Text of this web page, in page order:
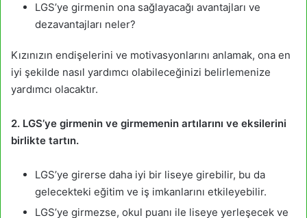
LGS’ye girmenin ona sağlayacağı avantajları ve
dezavantajları neler?
Kızınızın endişelerini ve motivasyonlarını anlamak, ona en
iyi şekilde nasıl yardımcı olabileceğinizi belirlemenize
yardımcı olacaktır.
2. LGS’ye girmenin ve girmemenin artılarını ve eksilerini
birlikte tartın.
LGS’ye girerse daha iyi bir liseye girebilir, bu da
gelecekteki eğitim ve iş imkanlarını etkileyebilir.
LGS’ye girmezse, okul puanı ile liseye yerleşecek ve